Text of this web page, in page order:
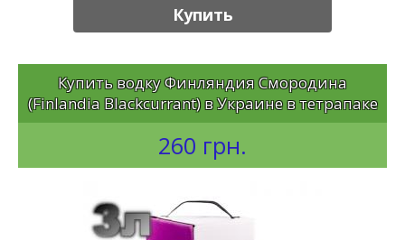
Купить
Купить водку Финляндия Смородина
(Finlandia Blackcurrant) в Украине в тетрапаке
260 грн.